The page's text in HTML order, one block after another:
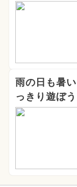
雨の日も暑
っきり遊ぼう